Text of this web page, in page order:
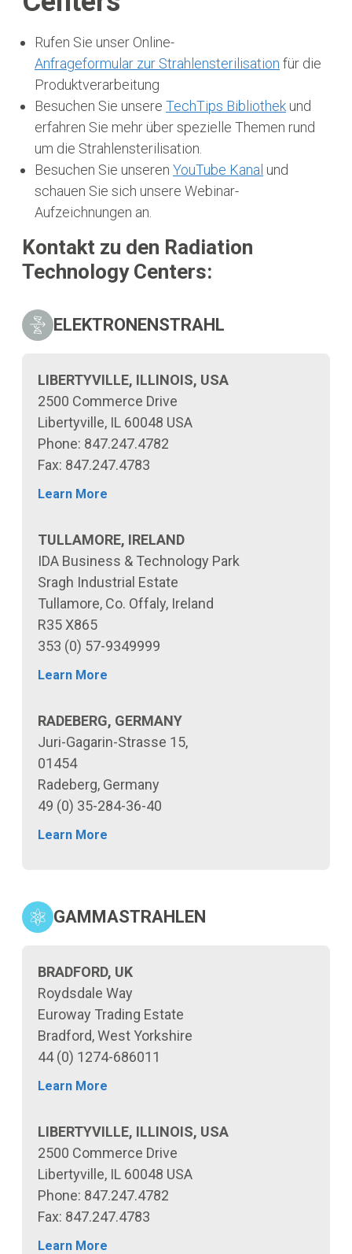
Rufen Sie unser Online-
Anfrageformular zur Strahlensterilisation für die
Produktverarbeitung
Besuchen Sie unsere TechTips Bibliothek und
erfahren Sie mehr über spezielle Themen rund
um die Strahlensterilisation.
Besuchen Sie unseren YouTube Kanal und
schauen Sie sich unsere Webinar-
Aufzeichnungen an.
Kontakt zu den Radiation
Technology Centers:
ELEKTRONENSTRAHL
LIBERTYVILLE, ILLINOIS, USA
2500 Commerce Drive
Libertyville, IL 60048 USA
Phone: 847.247.4782
Fax: 847.247.4783
Learn More
TULLAMORE, IRELAND
IDA Business & Technology Park
Sragh Industrial Estate
Tullamore, Co. Offaly, Ireland
R35 X865
353 (0) 57-9349999
Learn More
RADEBERG, GERMANY
Juri-Gagarin-Strasse 15,
01454
Radeberg, Germany
49 (0) 35-284-36-40
Learn More
GAMMASTRAHLEN
BRADFORD, UK
Roydsdale Way
Euroway Trading Estate
Bradford, West Yorkshire
44 (0) 1274-686011
Learn More
LIBERTYVILLE, ILLINOIS, USA
2500 Commerce Drive
Libertyville, IL 60048 USA
Phone: 847.247.4782
Fax: 847.247.4783
Learn More